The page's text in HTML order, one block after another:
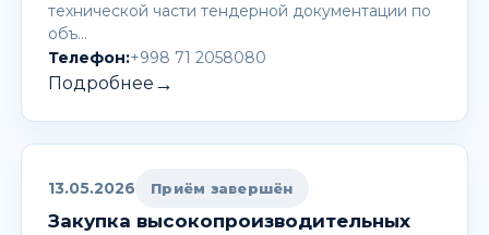
технической части тендерной документации по
объ…
Телефон:+998 71 2058080
Подробнее →
13.05.2026 Приём завершён
Закупка высокопроизводительных